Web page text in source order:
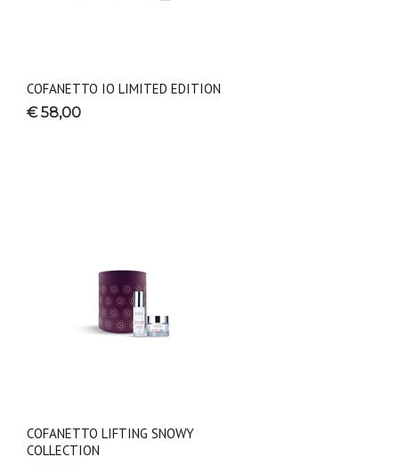
COFANETTO IO LIMITED EDITION
€ 58,00
COFANETTO LIFTING SNOWY
COLLECTION